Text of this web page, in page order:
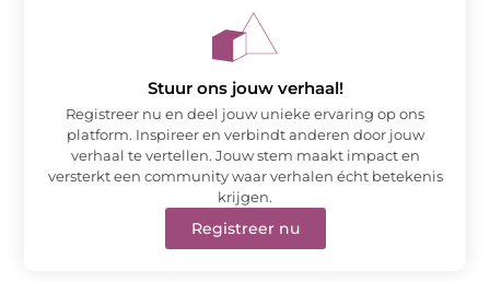
Stuur ons jouw verhaal!
Registreer nu en deel jouw unieke ervaring op ons
platform. Inspireer en verbindt anderen door jouw
verhaal te vertellen. Jouw stem maakt impact en
versterkt een community waar verhalen écht betekenis
krijgen.
Registreer nu